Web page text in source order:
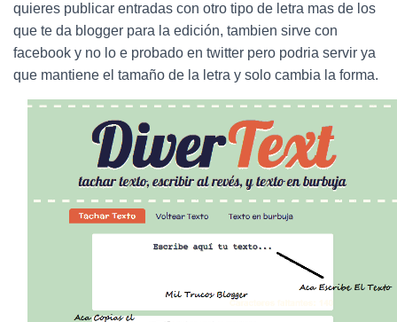
quieres publicar entradas con otro tipo de letra mas de los
que te da blogger para la edición, tambien sirve con
facebook y no lo e probado en twitter pero podria servir ya
que mantiene el tamaño de la letra y solo cambia la forma.